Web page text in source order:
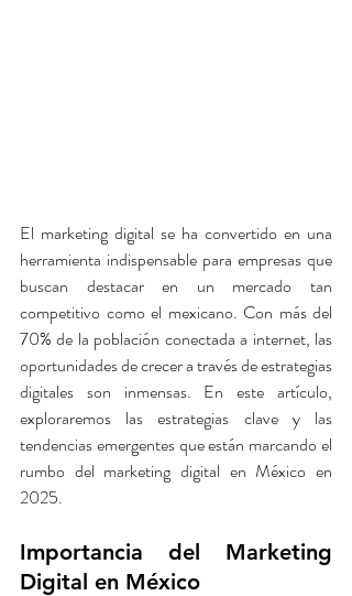
El marketing digital se ha convertido en una
herramienta indispensable para empresas que
buscan destacar en un mercado tan
competitivo como el mexicano. Con más del
70% de la población conectada a internet, las
oportunidades de crecer a través de estrategias
digitales son inmensas. En este artículo,
exploraremos las estrategias clave y las
tendencias emergentes que están marcando el
rumbo del marketing digital en México en
2025.
Importancia del Marketing
Digital en México